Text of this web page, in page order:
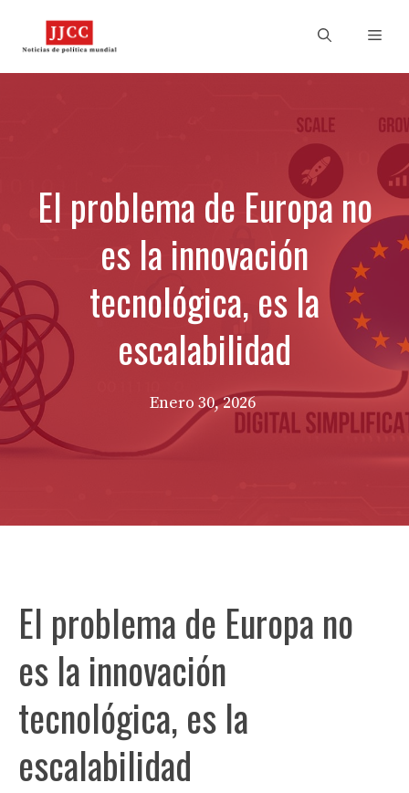
El problema de Europa no
es la innovación
tecnológica, es la
escalabilidad
Enero 30, 2026
El problema de Europa no
es la innovación
tecnológica, es la
escalabilidad